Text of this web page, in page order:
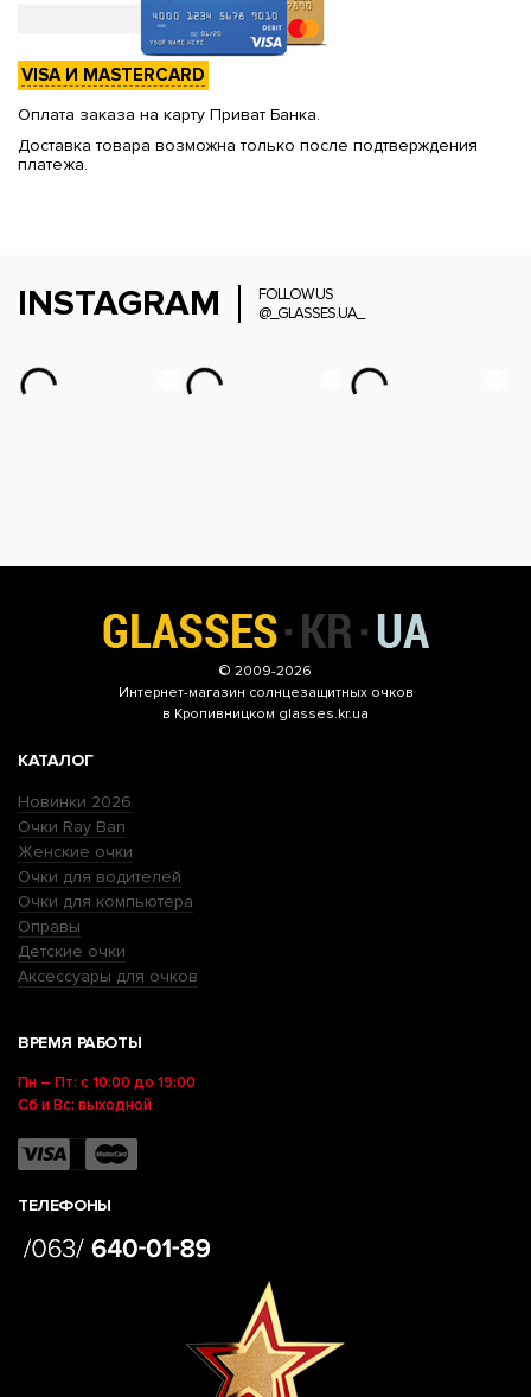
VISA И MASTERCARD
Оплата заказа на карту Приват Банка.
Доставка товара возможна только после подтверждения
платежа.
INSTAGRAM
FOLLOW US
@_GLASSES.UA_
© 2009-2026
Интернет-магазин солнцезащитных очков
в Кропивницком glasses.kr.ua
КАТАЛОГ
Новинки 2026
Очки Ray Ban
Женские очки
Очки для водителей
Очки для компьютера
Оправы
Детские очки
Аксессуары для очков
ВРЕМЯ РАБОТЫ
Пн – Пт: с 10:00 до 19:00
Сб и Вс: выходной
ТЕЛЕФОНЫ